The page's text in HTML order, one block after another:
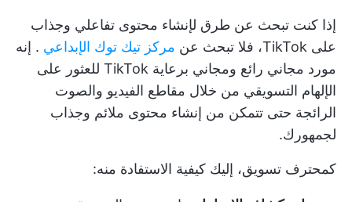
إذا كنت تبحث عن طرق لإنشاء محتوى تفاعلي وجذاب
على TikTok، فلا تبحث عن
مركز تيك توك الإبداعي . إنه
مورد مجاني رائع ومجاني برعاية TikTok للعثور على
الإلهام التسويقي من خلال مقاطع الفيديو والصوت
الرائجة حتى تتمكن من إنشاء محتوى ملائم وجذاب
لجمهورك.
كمحترف تسويق، إليك كيفية الاستفادة منه: